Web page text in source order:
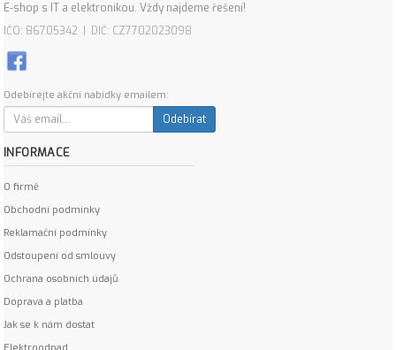
E-shop s IT a elektronikou. Vždy najdeme řešení!
IČO: 86705342 | DIČ: CZ7702023098
Odebírejte akční nabídky emailem:
Odebírat
INFORMACE
O firmě
Obchodní podmínky
Reklamační podmínky
Odstoupení od smlouvy
Ochrana osobních údajů
Doprava a platba
Jak se k nám dostat